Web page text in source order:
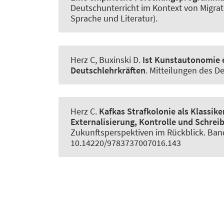
Deutschunterricht im Kontext von
Sprache und Literatur).
Herz C, Buxinski D. Ist Kunstautonomie
Deutschlehrkräften. Mitteilungen des
Herz C. Kafkas Strafkolonie als
Externalisierung, Kontrolle und
Zukunftsperspektiven im Rückblick.
10.14220/9783737007016.143